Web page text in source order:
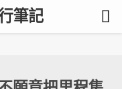
筆記